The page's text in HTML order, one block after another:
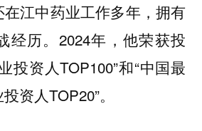
江中药业工作多年，拥有
经历。2024年，他荣获投
投资人TOP100”和“中国最
资人TOP20”。